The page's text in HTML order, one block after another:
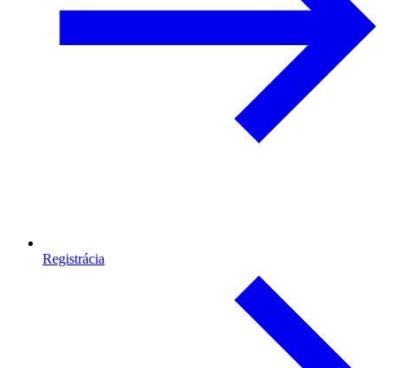
Registrácia